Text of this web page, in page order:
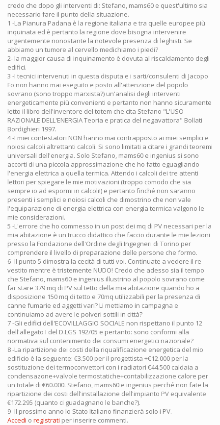
credo che dopo gli interventi di: Stefano, mams60 e quest'ultimo sia
necessario fare il punto della situazione.
1 -La Pianura Padana è la regione italiana e tra quelle europee più
inquinata ed è pertanto la regione dove bisogna intervenire
urgentemente nonostante la notevole presenza di leghisti. Se
abbiamo un tumore al cervello medichiamo i piedi?
2- la maggior causa di inquinamento è dovuta al riscaldamento degli
edifici.
3 -I tecnici intervenuti in questa disputa e i sarti/consulenti di Jacopo
Fo non hanno mai eseguito e posto all'attenzione del popolo
sovrano (sono troppo marxista?) un'analisi degli interventi
energeticamente più convenienti e pertanto non hanno sicuramente
letto il libro dell'inventore del totem che cita Stefano "L'USO
RAZIONALE DELL'ENERGIA Teoria e pratica del negavattora" Bollati
Bordighieri 1997.
4 -I miei contestatori NON hanno mai contrapposto ai miei semplici e
noiosi calcoli altrettanti calcoli. Si sono limitati a citare i grandi teoremi
universali dell'energia. Solo Stefano, mams60 e ingenius si sono
accorti di una piccola approssimazione che ho fatto eguagliando
l'energia elettrica a quella termica. Attendo i calcoli dei tre attenti
lettori per spiegare le mie motivazioni (troppo comodo che sia
sempre io ad espormi in calcoli!) e pertanto finché non saranno
presenti i semplici e noiosi calcoli che dimostrino che non vale
l'equiparazione di energia elettrica con energia termica valgono le
mie considerazioni.
5 -L'errore che ho commesso in un post dei mq di PV necessari per la
mia abitazione è un trucco didattico che faccio durante le mie lezioni
presso la Fondazione dell'Ordine degli Ingegneri di Torino per
comprendere il livello di preparazione delle persone che formo.
6 -Il punto 5 dimostra la cecità di tutti voi. Continuate a vedere il re
vestito mentre è tristemente NUDO! Credo che adesso sia il tempo
che Stefano, mams60 e ingenius illustrino al popolo sovrano come
far stare 379 mq di PV sul tetto della mia abitazione quando ho a
disposizione 150 mq di tetto e 70mq utilizzabili per la presenza di
canne fumarie ed aggetti vari? Li mettiamo in campagna e
continuiamo ad avere le polveri sottili in città?
7 -Gli edifici dell'ECOVILLAGGIO SOCIALE non rispettano il punto 12
dell'allegato I del D.LGS 192/05 e pertanto: sono conformi alla
normativa sul contenimento dei consumi energetici nazionale?
8 -La ripartizione dei costi della riqualificazione energetica del mio
edificio è la seguente: €3.500 per il progettista +€12.000 per la
sostituzione dei termoconvettori con i radiatori €44.500 caldaia a
condensazone+valvole termostatiche+contabilizzazione calore per
un totale di €60.000. Stefano, mams60 e ingenius perché non fate la
ripartizione dei costi dell'installazione dell'impianto PV equivalente
€172.295 (quanto ci guadagnano le banche?).
9- Il prossimo anno lo Stato Italiano finanzierà solo i PV.
Accedi o registrati per inserire commenti.